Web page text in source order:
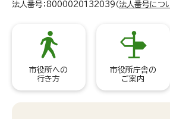
法人番号：8000020132039（ 法人番号につ
市役所への
行き方
市役所庁舎の
ご案内